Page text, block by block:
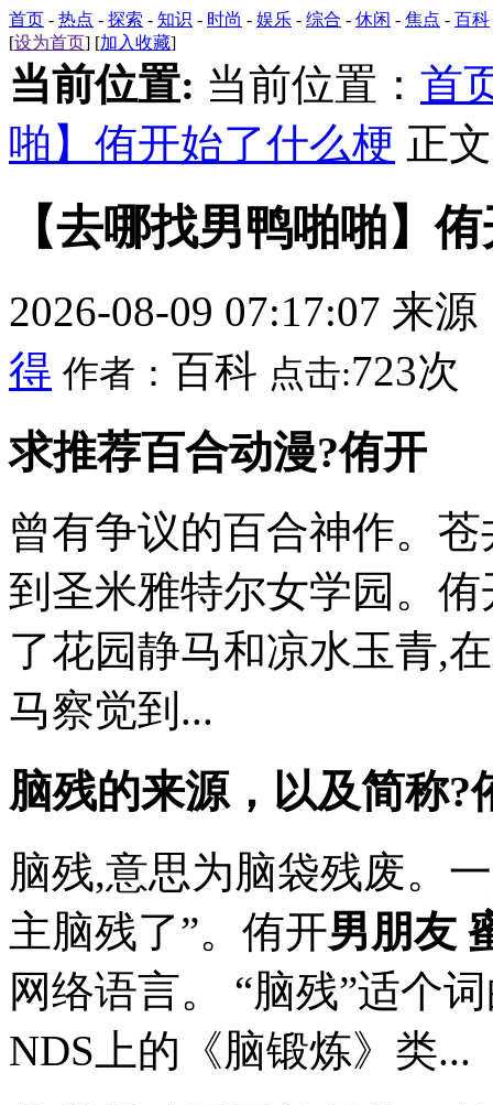
首页 - 热点 - 探索 - 知识 - 时尚 - 娱乐 - 综合 - 休闲 - 焦点 - 百科
[设为首页] [加入收藏]
当前位置: 当前位置： 首
啪】侑开始了什么梗 正文
【去哪找男鸭啪啪】
2026-08-09 07:17:07 来源
得 作者： 百科 点击:723次
求推荐百合动漫?侑开
曾有争议的百合神作。
到圣米雅特尔女学园。
了花园静马和凉水玉青,
马察觉到...
脑残的来源，以及简称?
脑残,意思为脑袋残废。
主脑残了”。侑开男朋友
网络语言。 “脑残”适个
NDS上的《脑锻炼》类...